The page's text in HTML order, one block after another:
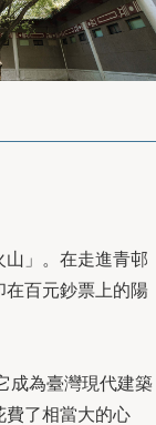
」。在走進青邨
百元鈔票上的陽
成為臺灣現代建築
費了相當大的心